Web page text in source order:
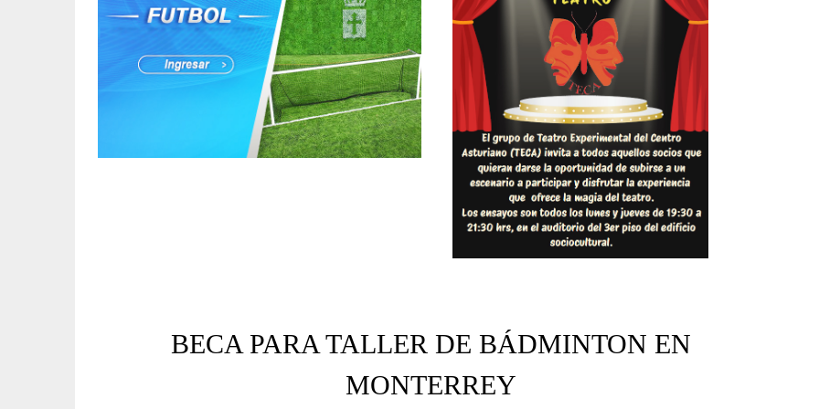
BECA PARA TALLER DE BÁDMINTON EN
MONTERREY